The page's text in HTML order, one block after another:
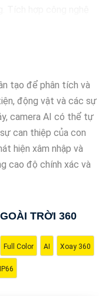
biệt đối tượng,
vệ.
AI để
tạo để phân tích và
động vật và các sự
camera AI có thể tự
can thiệp của con
hiện xâm nhập và
cao độ chính xác và
TRỜI 360
Full Color AI Xoay 360
IP66